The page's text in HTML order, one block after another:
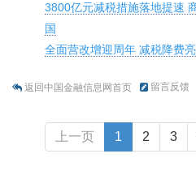
3800亿元减税措施落地提速
国
全面营改增迎周年 减税降费
返回中国金融信息网首页 留言反馈
上一页 1 2 3